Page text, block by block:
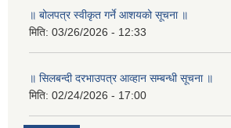
॥ बोलपत्र स्वीकृत गर्ने आशयको सूचना ॥
मिति: 03/26/2026 - 12:33
॥ सिलबन्दी दरभाउपत्र आव्हान सम्बन्धी सूचना ॥
मिति: 02/24/2026 - 17:00